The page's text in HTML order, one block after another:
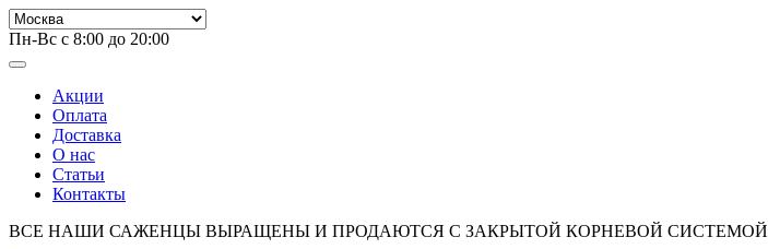
Пн-Вс с 8:00 до 20:00
Акции
Оплата
Доставка
О нас
Статьи
Контакты
ВСЕ НАШИ САЖЕНЦЫ ВЫРАЩЕНЫ И ПРОДАЮТСЯ С ЗАКРЫТОЙ КОРНЕВОЙ СИСТЕМОЙ